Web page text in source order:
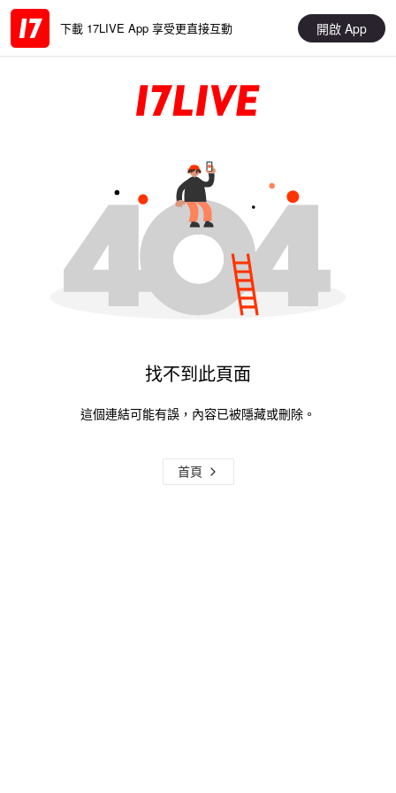
下載 17LIVE App 享受更直接互動 開啟 App
找不到此頁面
這個連結可能有誤，內容已被隱藏或刪除。
首頁